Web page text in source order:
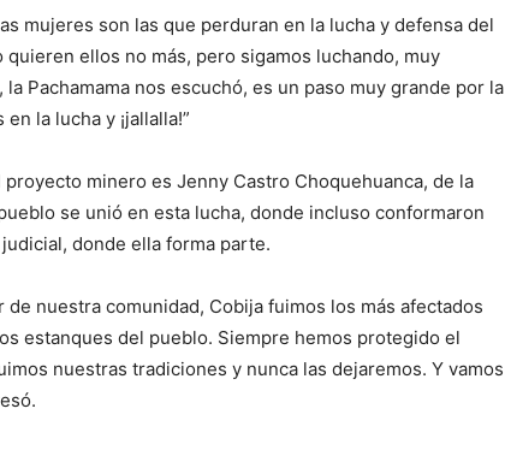
mujeres son las que perduran en la lucha y defensa del
ellos no más, pero sigamos luchando, muy
Pachamama nos escuchó, es un paso muy grande por la
la lucha y ¡jallalla!”
minero es Jenny Castro Choquehuanca, de la
se unió en esta lucha, donde incluso conformaron
donde ella forma parte.
nuestra comunidad, Cobija fuimos los más afectados
estanques del pueblo. Siempre hemos protegido el
nuestras tradiciones y nunca las dejaremos. Y vamos